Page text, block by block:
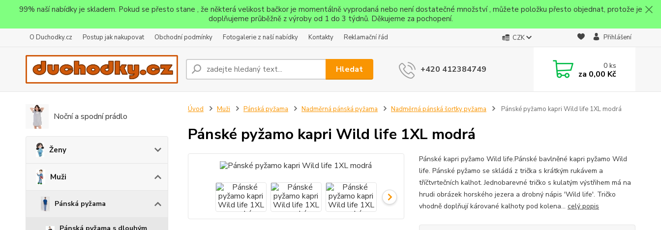
99% naší nabídky je skladem. Pokud se přesto stane , že některá velikost bačkor je momentálně vyprodaná nebo není dostatečné množství , můžete položku přesto objednat, protože je
doplňujeme průběžně z výroby od 1 do 3 týdnů. Děkujeme za pochopení.
O Duchodky.cz Postup jak nakupovat Obchodní podmínky Fotogalerie z naší nabídky Kontakty Reklamační řád CZK Přihlášení
Hledat +420 412384749 0ks
za 0,00 Kč
Noční a spodní prádlo
Ženy
Muži
Pánská pyžama
Úvod Muži Pánská pyžama Nadměrná pánská pyžama Nadměrná pánská šortky pyžama Pánské pyžamo kapri Wild life 1XL modrá
Pánské pyžamo kapri Wild life 1XL modrá
Pánské kapri pyžamo Wild life.Pánské bavlněné kapri pyžamo Wild
life. Pánské pyžamo se skládá z trička s krátkým rukávem a
tříčtvrtečních kalhot. Jednobarevné tričko s kulatým výstřihem má na
hrudi obrázek horského jezera a drobný nápis 'Wild life'. Tričko
vhodně doplňují kárované kalhoty pod kolena... celý popis